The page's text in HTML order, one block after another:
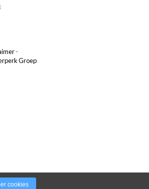
-
Groep
cookies